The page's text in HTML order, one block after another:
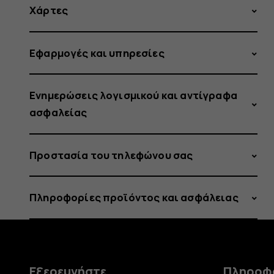
Χάρτες
Εφαρμογές και υπηρεσίες
Ενημερώσεις λογισμικού και αντίγραφα
ασφαλείας
Προστασία του τηλεφώνου σας
Πληροφορίες προϊόντος και ασφάλειας